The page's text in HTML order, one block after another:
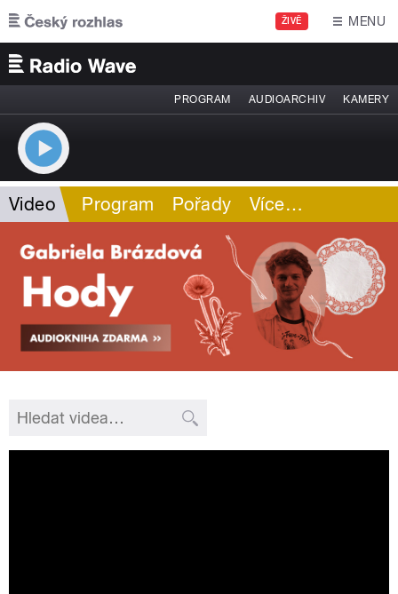
Přejít k hlavnímu obsahu
ŽIVĚ MENU
PROGRAM AUDIOARCHIV KAMERY
Video Program Pořady Více…